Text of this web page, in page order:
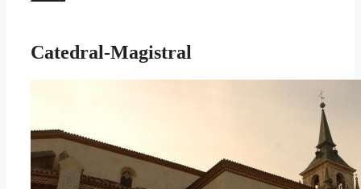
Catedral-Magistral